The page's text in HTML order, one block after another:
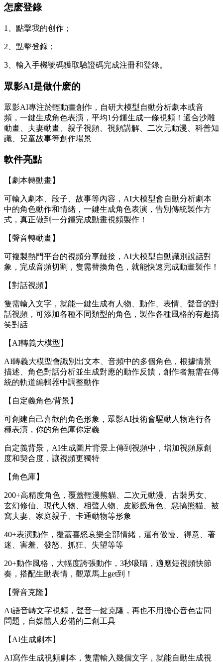
怎麽登錄
1、點擊我的创作；
2、點擊登錄；
3、輸入手機號碼獲取驗證碼完成注冊和登錄。
眾影AI是做什麽的
眾影AI專注於輕動畫創作，自研大模型自動分析劇本或音
頻，一鍵生成角色表演，平均1分鍾生成一條視頻！適合沙雕
動畫、夫妻動畫、親子視頻、視頻講解、二次元動漫、科普知
識、兒童故事等創作場景
軟件亮點
【劇本轉動畫】
可輸入劇本、段子、故事等內容，AI大模型會自動分析劇本
中的角色動作和情緒，一鍵生成角色表演，告別傳統製作方
式，真正做到一分鍾完成動畫視頻製作！
【聲音轉動畫】
可複製熱門平台的視頻分享鏈接，AI大模型自動識別說話對
象，完成音頻切割，隻需替換角色，就能快速完成動畫製作！
【對話視頻】
隻需輸入文字，就能一鍵生成有人物、動作、表情、聲音的對
話視頻，可添加各種不同類型的角色，製作各種風格的有趣搞
笑對話
【AI轉義大模型】
AI轉義大模型會識別出文本、音頻中的多個角色，根據情景
描述、角色對話分析並生成對應的動作反饋，創作者無需在傳
統的軌道編輯器中調整動作
【自定義角色/背景】
可創建自己喜歡的角色形象，眾影AI技術會驅動人物進行各
種表演，你的角色庫你定義
自定義背景，AI生成圖片背景上傳到視頻中，增加視頻原創
度和契合度，讓視頻更獨特
【角色庫】
200+高精度角色，覆蓋輕漫熊貓、二次元動漫、古裝男女、
玄幻修仙、現代人物、相聲人物、皮影戲角色、惡搞熊貓、被
窩夫妻、家庭親子、卡通動物等形象
40+表演動作，覆蓋喜怒哀樂全部情緒，還有傲慢、得意、著
迷、害羞、發怒、抓狂、失望等等
20+動作風格，大幅度誇張動作，3秒吸睛，適應短視頻快節
奏，搭配生動表情，觀眾馬上get到！
【聲音克隆】
AI語音轉文字視頻，聲音一鍵克隆，再也不用擔心音色雷同
問題，自媒體人必備的二創工具
【AI生成劇本】
AI寫作生成視頻劇本，隻需輸入幾個文字，就能自動生成視